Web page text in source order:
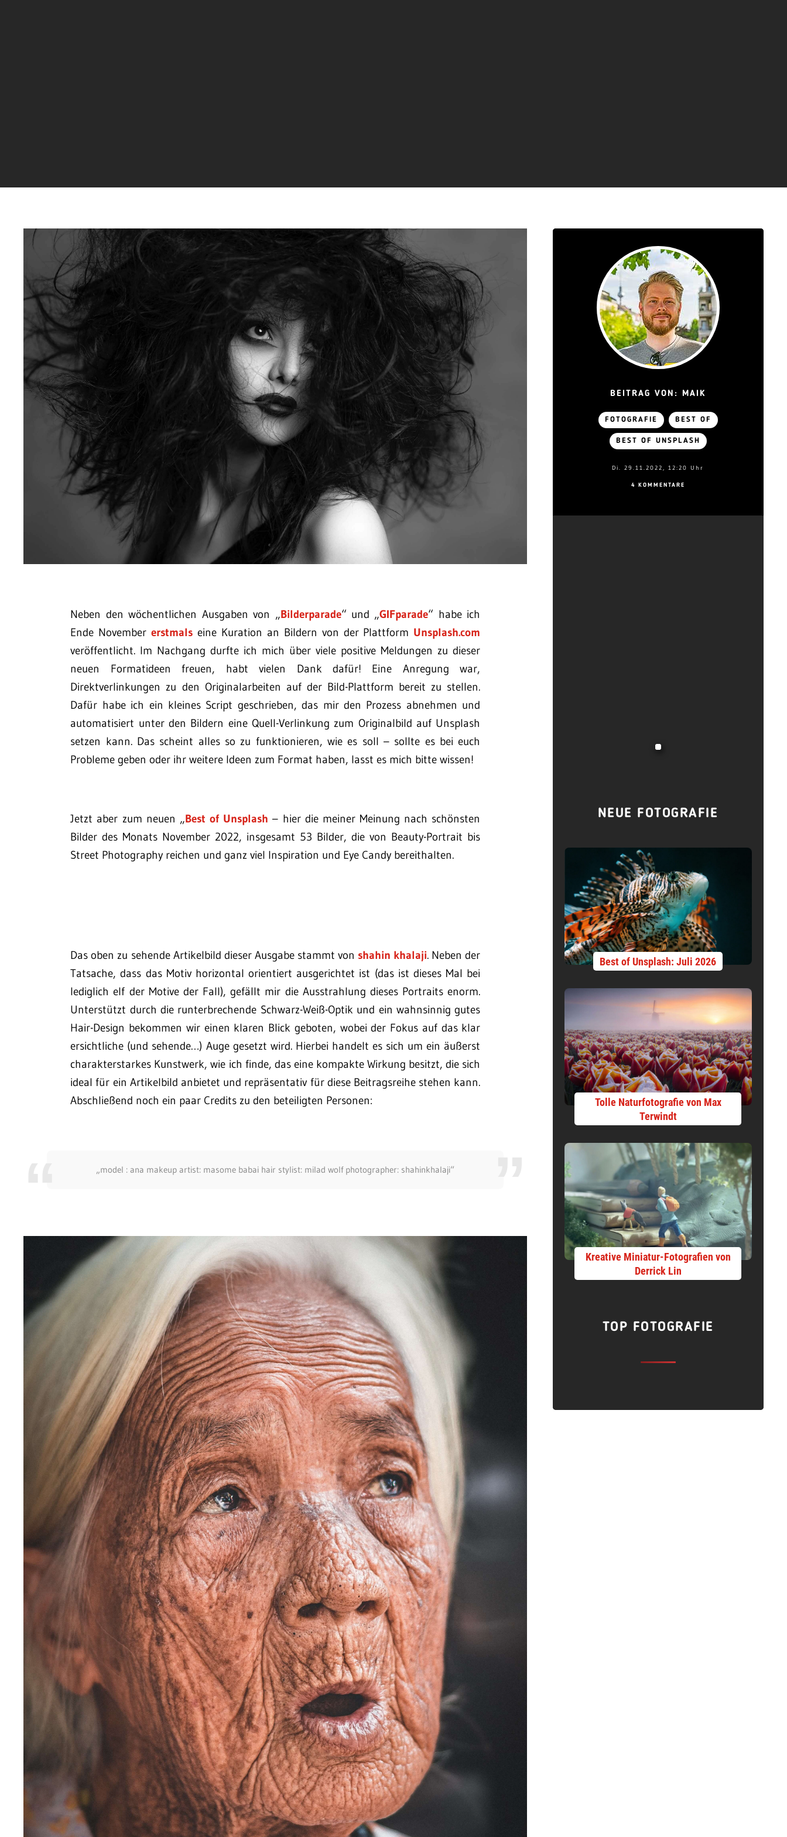
Neben den wöchentlichen Ausgaben von „Bilderparade“ und „GIFparade“ habe ich
Ende Novembererstmals eine Kuration an Bildern von der Plattform Unsplash.com
veröffentlicht. Im Nachgang durfte ich mich über viele positive Meldungen zu dieser
neuen Formatideen freuen, habt vielen Dank dafür! Eine Anregung war,
Direktverlinkungen zu den Originalarbeiten auf der Bild-Plattform bereit zu stellen.
Dafür habe ich ein kleines Script geschrieben, das mir den Prozess abnehmen und
automatisiert unter den Bildern eine Quell-Verlinkung zum Originalbild auf Unsplash
setzen kann. Das scheint alles so zu funktionieren, wie es soll – sollte es bei euch
Probleme geben oder ihr weitere Ideen zum Format haben, lasst es mich bitte wissen!
Jetzt aber zum neuen „Best of Unsplash – hier die meiner Meinung nach schönsten
Bilder des Monats November 2022, insgesamt 53 Bilder, die von Beauty-Portrait bis
Street Photography reichen und ganz viel Inspiration und Eye Candy bereithalten.
Das oben zu sehende Artikelbild dieser Ausgabe stammt von shahin khalaji. Neben der
Tatsache, dass das Motiv horizontal orientiert ausgerichtet ist (das ist dieses Mal bei
lediglich elf der Motive der Fall), gefällt mir die Ausstrahlung dieses Portraits enorm.
Unterstützt durch die runterbrechende Schwarz-Weiß-Optik und ein wahnsinnig gutes
Hair-Design bekommen wir einen klaren Blick geboten, wobei der Fokus auf das klar
ersichtliche (und sehende…) Auge gesetzt wird. Hierbei handelt es sich um ein äußerst
charakterstarkes Kunstwerk, wie ich finde, das eine kompakte Wirkung besitzt, die sich
ideal für ein Artikelbild anbietet und repräsentativ für diese Beitragsreihe stehen kann.
Abschließend noch ein paar Credits zu den beteiligten Personen:
„model : ana makeup artist: masome babai hair stylist: milad wolf photographer: shahinkhalaji“
BEITRAG VON: MAIK
FOTOGRAFIE BEST OF
BEST OF UNSPLASH
Di. 29.11.2022, 12:20 Uhr
4 KOMMENTARE
NEUE FOTOGRAFIE
Best of Unsplash: Juli 2026
Tolle Naturfotografie von Max
Terwindt
Kreative Miniatur-Fotografien von
Derrick Lin
TOP FOTOGRAFIE